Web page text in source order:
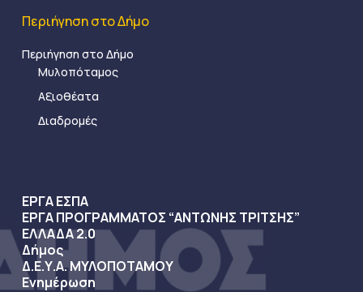
Περιήγηση στο Δήμο
Περιήγηση στο Δήμο
Μυλοπόταμος
Αξιοθέατα
Διαδρομές
ΕΡΓΑ ΕΣΠΑ
ΕΡΓΑ ΠΡΟΓΡΑΜΜΑΤΟΣ “ΑΝΤΩΝΗΣ ΤΡΙΤΣΗΣ”
ΕΛΛΑΔΑ 2.0
Δήμος
Δ.Ε.Υ.Α. ΜΥΛΟΠΟΤΑΜΟΥ
Ενημέρωση